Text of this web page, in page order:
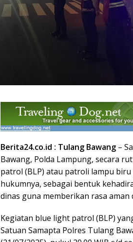
Berita24.co.id : Tulang Bawang –
Bawang, Polda Lampung, secara
patrol (BLP) atau patroli lampu biru
hukumnya, sebagai bentuk
dinas guna memberikan rasa aman
Kegiatan blue light patrol (BLP)
Satuan Samapta Polres Tulang